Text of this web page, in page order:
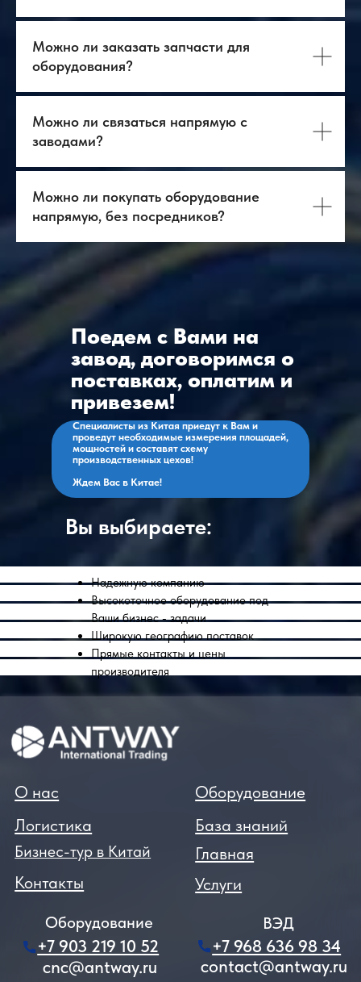
Можно ли заказать запчасти для
оборудования?
Можно ли связаться напрямую с
заводами?
Можно ли покупать оборудование
напрямую, без посредников?
Вы выбираете:
Поедем с Вами на
завод, договоримся о
поставках, оплатим и
привезем!
Специалисты из Китая приедут к Вам и
проведут необходимые измерения площадей,
мощностей и составят схему
производственных цехов!
Ждем Вас в Китае!
Надежную компанию
Высокоточное оборудование под
Ваши бизнес - задачи
Широкую географию поставок
Прямые контакты и цены
производителя
Политика
конфиденциальности
cnc@antway.ru
ООО "Антвэй"
ОГРН: 1257700266790